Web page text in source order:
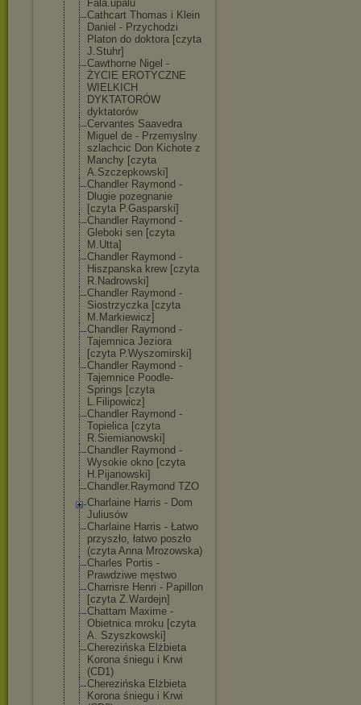
Fala.upalu
Cathcart Thomas i Klein
Daniel - Przychodzi
Platon do doktora [czyta
J.Stuhr]
Cawthorne Nigel -
ŻYCIE EROTYCZNE
WIELKICH
DYKTATORÓW
dyktatorów
Cervantes Saavedra
Miguel de - Przemyslny
szlachcic Don Kichote z
Manchy [czyta
A.Szczepkowski]
Chandler Raymond -
Dlugie pozegnanie
[czyta P.Gasparski]
Chandler Raymond -
Gleboki sen [czyta
M.Utta]
Chandler Raymond -
Hiszpanska krew [czyta
R.Nadrowski]
Chandler Raymond -
Siostrzyczka [czyta
M.Markiewicz]
Chandler Raymond -
Tajemnica Jeziora
[czyta P.Wyszomirski]
Chandler Raymond -
Tajemnice Poodle-
Springs [czyta
L.Filipowicz]
Chandler Raymond -
Topielica [czyta
R.Siemianowski]
Chandler Raymond -
Wysokie okno [czyta
H.Pijanowski]
Chandler.Raymond TZO
Charlaine Harris - Dom
Juliusów
Charlaine Harris - Łatwo
przyszło, łatwo poszło
(czyta Anna Mrozowska)
Charles Portis -
Prawdziwe męstwo
Charrisre Henri - Papillon
[czyta Z.Wardejn]
Chattam Maxime -
Obietnica mroku [czyta
A. Szyszkowski]
Cherezińska Elżbieta
Korona śniegu i Krwi
(CD1)
Cherezińska Elżbieta
Korona śniegu i Krwi